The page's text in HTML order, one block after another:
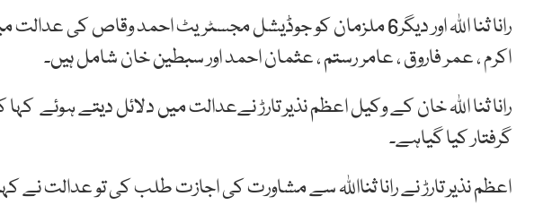
رانا ثنا اللہ اور دیگر6 ملزمان کو جوڈیشل مجسٹریٹ احمد وقاص
اکرم ، عمر فاروق ، عامر رستم ، عثمان احمد اور سبطین خان شامل ہیں۔
رانا ثنا اللہ خان کے وکیل اعظم نذیر تارڑ نےعدالت میں دلائل دیتے ہوئے
گرفتار کیا گیاہے۔
اعظم نذیر تارڑ نے رانا ثنااللہ سے مشاورت کی اجازت طلب کی تو عدالت نے